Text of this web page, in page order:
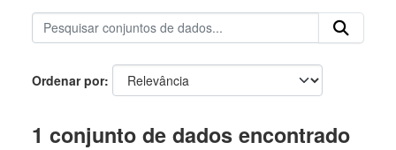
Ordenar por
1 conjunto de dados encontrado